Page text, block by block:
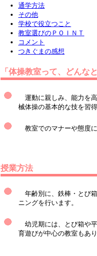
通学方法
その他
学校で役立つこと
教室選びのＰＯＩＮＴ
コメント
つきぐまの感想
「体操教室って、どんな
運動に親しみ、能力を
械体操の基本的な技を習
教室でのマナーや態度に
授業方法
年齢別に、鉄棒・とび
ニングを行います。
幼児期には、とび箱や
育遊びが中心の教室もあり